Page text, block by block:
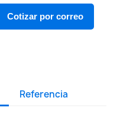
Cotizar por correo
Referencia